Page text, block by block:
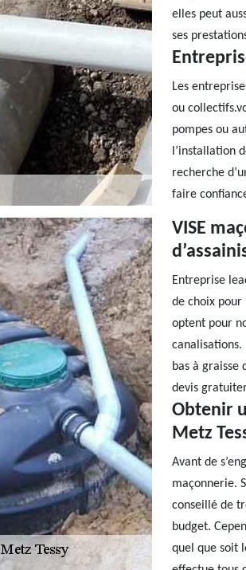
elles peut
ses
Les
ou
pompes ou
l’installation
recherche
faire
VISE
Entreprise
de choix pour
optent pour
canalisations.
bas à graisse
devis
Obtenir
Metz
Avant de
maçonnerie.
conseillé de
budget.
quel que soit